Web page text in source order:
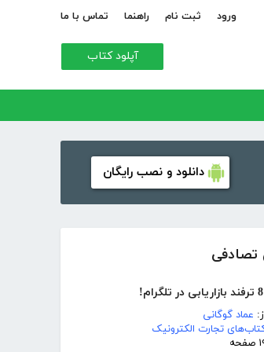
ورود ثبت نام راهنما تماس با ما
آپلود کتاب
دانلود و نصب رایگان
عماد گوگانی
تجارت الکترونیک